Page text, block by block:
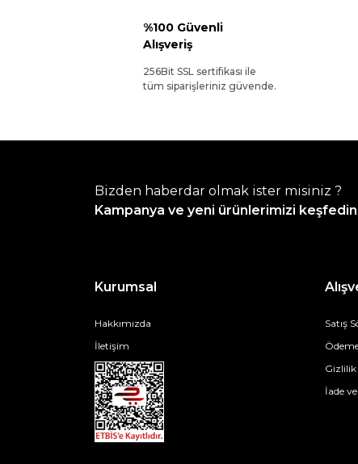
%100 Güvenli
Alışveriş
256Bit SSL sertifikası ile
tüm siparişleriniz güvende.
Bizden haberdar olmak ister misiniz ?
Kampanya ve yeni ürünlerimizi
Kurumsal
Hakkımızda
İletişim
Satış
İade